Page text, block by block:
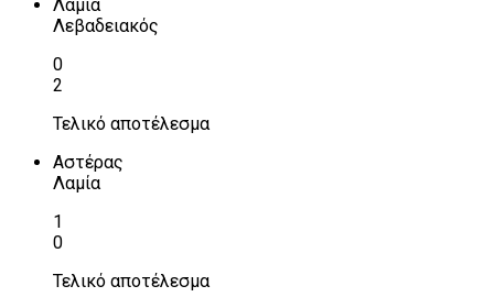
Λαμία
Λεβαδειακός
0
2
Τελικό αποτέλεσμα
Αστέρας
Λαμία
1
0
Τελικό αποτέλεσμα